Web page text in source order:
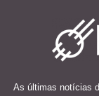
As últimas notícias